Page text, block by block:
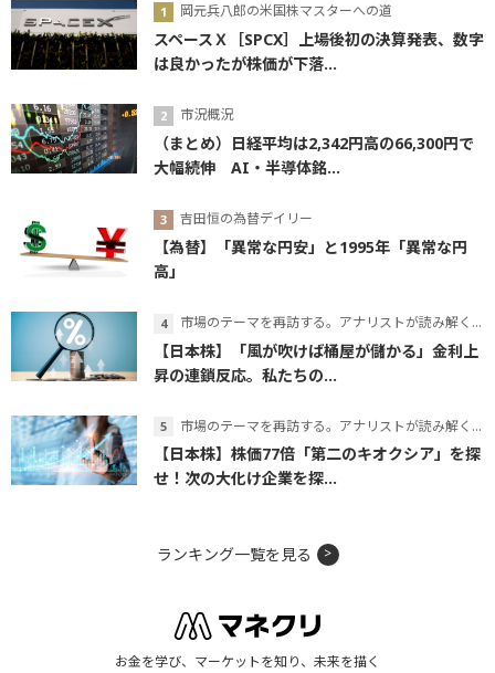
岡元兵八郎の米国株マスターへの道
スペースＸ［SPCX］上場後初の決算発表、数字
は良かったが株価が下落...
市況概況
（まとめ）日経平均は2,342円高の66,300円で
大幅続伸 AI・半導体銘...
吉田恒の為替デイリー
【為替】「異常な円安」と1995年「異常な円
高」
市場のテーマを再訪する。アナリストが読み解くテーマの本質
【日本株】「風が吹けば桶屋が儲かる」金利上
昇の連鎖反応。私たちの...
市場のテーマを再訪する。アナリストが読み解くテーマの本質
【日本株】株価77倍「第二のキオクシア」を探
せ！次の大化け企業を探...
ランキング一覧を見る
お金を学び、マーケットを知り、未来を描く